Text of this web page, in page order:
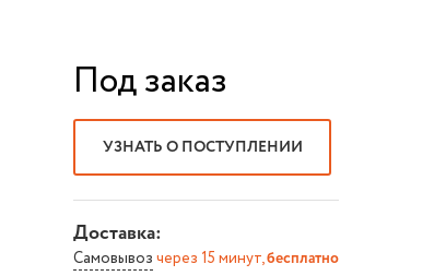
Под заказ
УЗНАТЬ О ПОСТУПЛЕНИИ
Доставка:
Самовывоз через 15 минут,бесплатно